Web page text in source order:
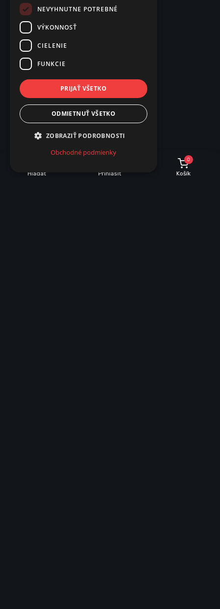
Hľadať Prihlásiť
0
Košík
NEVYHNUTNE POTREBNÉ
VÝKONNOSŤ
CIELENIE
FUNKCIE
PRIJAŤ VŠETKO
ODMIETNUŤ VŠETKO
ZOBRAZIŤ PODROBNOSTI
Obchodné podmienky